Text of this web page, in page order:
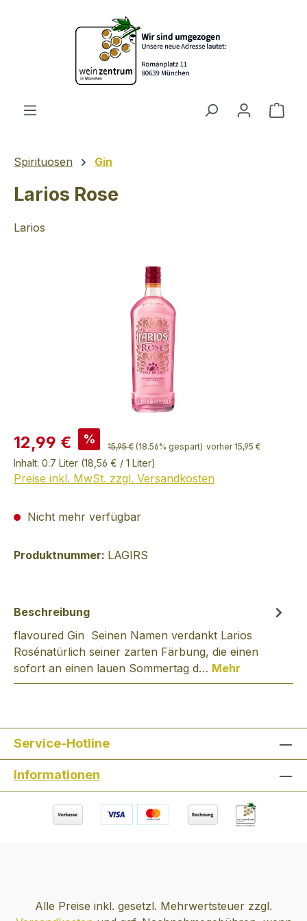
Zum Hauptinhalt springen
Spirituosen Gin
Larios Rose
Larios
Bildergalerie überspringen
12,99 € %
15,95 € (18.56% gespart) vorher 15,95 €
Inhalt: 0.7 Liter (18,56 € / 1 Liter)
Preise inkl. MwSt. zzgl. Versandkosten
Nicht mehr verfügbar
Produktnummer: LAGIRS
Beschreibung
flavoured Gin Seinen Namen verdankt Larios
Rosénatürlich seiner zarten Färbung, die einen
sofort an einen lauen Sommertag d… Mehr
Service-Hotline
Informationen
Alle Preise inkl. gesetzl. Mehrwertsteuer zzgl.